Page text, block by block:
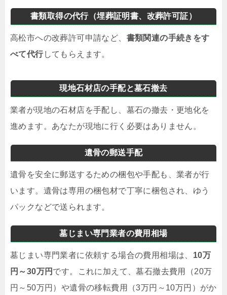
書類取得の代行（埋葬証明書、改葬許可証）
高松市への改葬許可申請など、 書類関連の手続きをす
べて代行してもらえます。
現地石材店の手配と墓石撤去
業者が現地の石材店を手配し、墓石の撤去・更地化を
進めます。あなたが現地に行く必要はありません。
遺骨の郵送手配
遺骨を安全に郵送するための梱包や手配も、業者が行
います。遺骨は専用の梱包材で丁寧に梱包され、ゆう
パックなどで送られます。
墓じまい専門業者の費用相場
墓じまい専門業者に依頼する場合の費用相場は、 10万
円～30万円 です。これに加えて、墓石撤去費用（20万
円～50万円）や遺骨の移転費用（3万円～10万円）がか